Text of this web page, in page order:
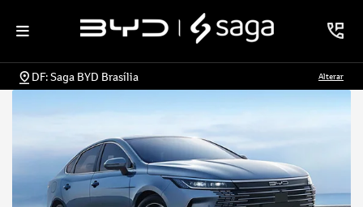
DF: Saga BYD Brasília Alterar